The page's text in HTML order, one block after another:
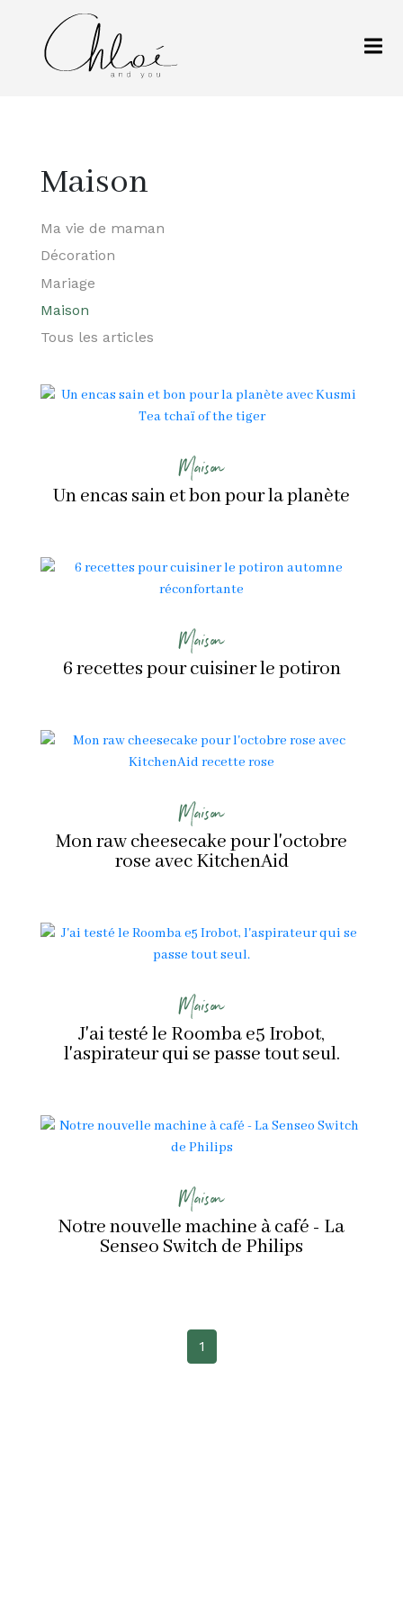
Maison
Ma vie de maman
Décoration
Mariage
Maison
Tous les articles
Maison
Un encas sain et bon pour la planète
Maison
6 recettes pour cuisiner le potiron
Maison
Mon raw cheesecake pour l'octobre
rose avec KitchenAid
Maison
J'ai testé le Roomba e5 Irobot,
l'aspirateur qui se passe tout seul.
Maison
Notre nouvelle machine à café - La
Senseo Switch de Philips
1